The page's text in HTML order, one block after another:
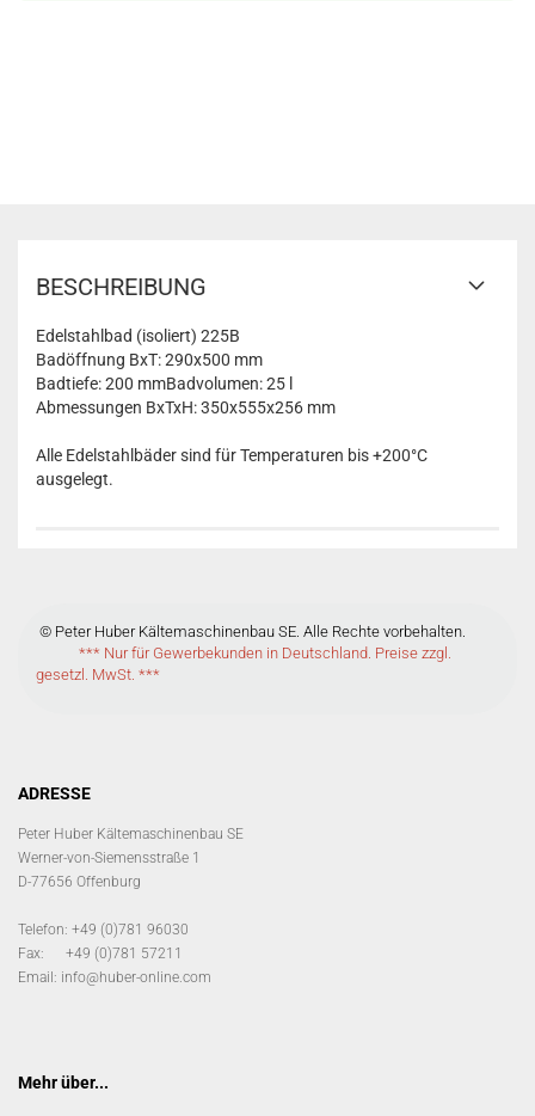
BESCHREIBUNG
Edelstahlbad (isoliert) 225B
Badöffnung BxT: 290x500 mm
Badtiefe: 200 mmBadvolumen: 25 l
Abmessungen BxTxH: 350x555x256 mm
Alle Edelstahlbäder sind für Temperaturen bis +200°C
ausgelegt.
© Peter Huber Kältemaschinenbau SE. Alle Rechte vorbehalten.
*** Nur für Gewerbekunden in Deutschland. Preise zzgl.
gesetzl. MwSt. ***
ADRESSE
Peter Huber Kältemaschinenbau SE
Werner-von-Siemensstraße 1
D-77656 Offenburg
Telefon: +49 (0)781 96030
Fax: +49 (0)781 57211
Email: info@huber-online.com
Mehr über...